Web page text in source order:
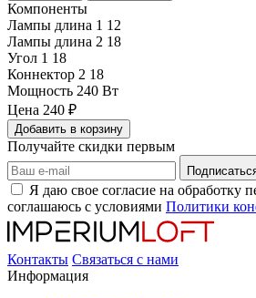
Компоненты
Лампы длина 1 12
Лампы длина 2 18
Угол 1 18
Коннектор 2 18
Мощность 240 Вт
Цена 240 ₽
Добавить в корзину
Получайте скидки первым
Я даю свое согласие на обработку
соглашаюсь с условиями Политики
Контакты Связаться с нами
Информация